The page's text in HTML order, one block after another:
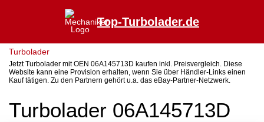
Top-Turbolader.de
Turbolader
Jetzt Turbolader mit OEN 06A145713D kaufen inkl. Preisvergleich. Diese
Website kann eine Provision erhalten, wenn Sie über Händler-Links einen
Kauf tätigen. Zu den Partnern gehört u.a. das eBay-Partner-Netzwerk.
Turbolader 06A145713D